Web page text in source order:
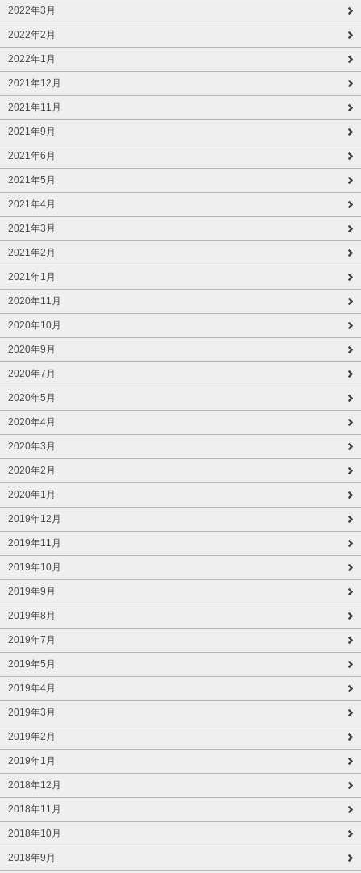
2022年3月
2022年2月
2022年1月
2021年12月
2021年11月
2021年9月
2021年6月
2021年5月
2021年4月
2021年3月
2021年2月
2021年1月
2020年11月
2020年10月
2020年9月
2020年7月
2020年5月
2020年4月
2020年3月
2020年2月
2020年1月
2019年12月
2019年11月
2019年10月
2019年9月
2019年8月
2019年7月
2019年5月
2019年4月
2019年3月
2019年2月
2019年1月
2018年12月
2018年11月
2018年10月
2018年9月